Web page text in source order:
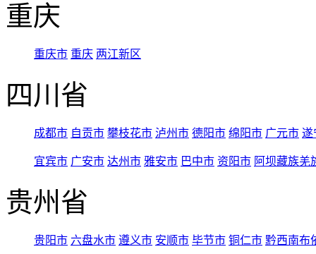
重庆
重庆市 重庆 两江新区
四川省
成都市 自贡市 攀枝花市 泸州市 德阳市 绵阳市 广元市 遂
宜宾市 广安市 达州市 雅安市 巴中市 资阳市 阿坝藏族羌
贵州省
贵阳市 六盘水市 遵义市 安顺市 毕节市 铜仁市 黔西南布